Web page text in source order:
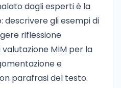
dagli esperti è la
descrivere gli esempi di
riflessione
MIM per la
e
parafrasi del testo.